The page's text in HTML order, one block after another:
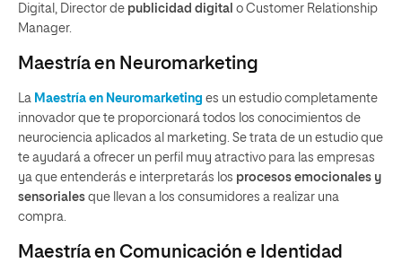
Digital, Director de publicidad digital o Customer Relationship
Manager.
Maestría en Neuromarketing
La Maestría en Neuromarketing es un estudio completamente
innovador que te proporcionará todos los conocimientos de
neurociencia aplicados al marketing. Se trata de un estudio que
te ayudará a ofrecer un perfil muy atractivo para las empresas
ya que entenderás e interpretarás los procesos emocionales y
sensoriales que llevan a los consumidores a realizar una
compra.
Maestría en Comunicación e Identidad